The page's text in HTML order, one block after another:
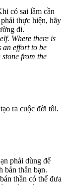
có sai lầm cần
thực hiện, hãy
đi.
Where there is
an effort to be
from the
ra cuộc đời tôi.
phải dùng để
bản thân bạn.
thần có thể đưa